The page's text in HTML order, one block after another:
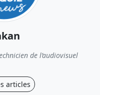
de l’audiovisuel
articles